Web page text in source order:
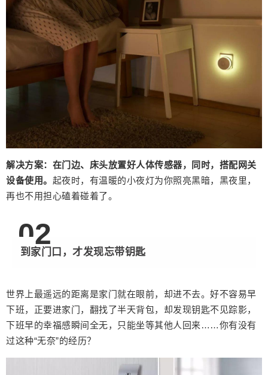
解决方案： 在门边、床头放置好人体传感器，同时，搭配网关
设备使用。 起夜时，有温暖的小夜灯为你照亮黑暗，黑夜里，
再也不用担心磕着碰着了。
02
到家门口，才发现忘带钥匙
世界上最遥远的距离是家门就在眼前，却进不去。好不容易早
下班，正要进家门，翻找了半天背包，却发现钥匙不见踪影，
下班早的幸福感瞬间全无，只能坐等其他人回来……你有没有
过这种“无奈”的经历？
亮黑暗，黑夜里，再也不用担心磕着碰着了。 0 2
到家门口，才发现忘带钥匙 世界上最遥远的距离是
家门就在眼前，却进不去。好不容易早下班，正要
进家门，翻找了半天背包，却发现钥匙不见踪影，
下班早的幸福感瞬间全无，只能坐等其他人回
来……你有没有过这种“无奈”的经历？ 解决方案：
装上一把智能门锁，这个问题便可迎刃而解！智能
门锁逐渐在生活中普及，也是现代人高品质生活的
入门级产品，智能门锁不仅拥有多元化的开锁方
式，还可以有效防止窃贼进行盗窃。 0 3 早晨上班
匆忙，忘记关灯 “检查房间关灯”这种事，我们每个
人几乎都经历过。早晨上班，匆匆出门，最容易忘
记关灯，无端的“浪费”使人懊恼。想要不忘记，大概
只能挨个房间检查了。 （图片来源于网络） 解决方
钮，即可自动关闭家中所有灯光和电器，既省时又
省电，让你安心离家。上班时，还可以随时随地通
围 灯光，是气氛的催化剂，更是一室的焦点及主题
所在。平日里，朋友聚会、烛光晚餐、周末电影，
这些娱乐时刻，如果没有特别的灯光烘托气氛，是
不是很可惜？ 解决方案：家是温馨的，但并不是单
多种灯光场景。灯光颜色可调，有 1670 万种颜色